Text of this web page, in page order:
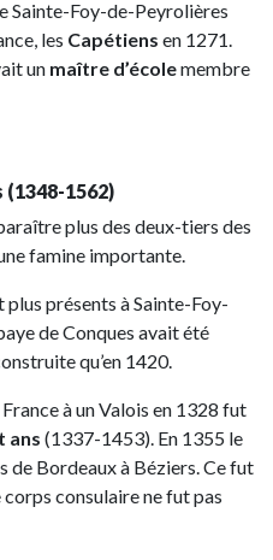
Sainte-Foy-de-Peyrolières
les Capétiens en 1271.
un maître d’écolemembre
(1348-1562)
plus des deux-tiers des
famine importante.
plus présents à Sainte-Foy-
de Conques avait été
qu’en 1420.
à un Valois en 1328 fut
ans (1337-1453). En 1355 le
de Bordeaux à Béziers. Ce fut
consulaire ne fut pas